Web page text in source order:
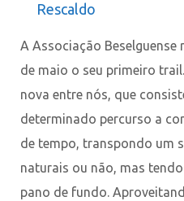
Rescaldo
A Associação
de maio o seu primeiro
nova entre nós, que
determinado percurso a
de tempo, transpondo um
naturais ou não, mas
pano de fundo.